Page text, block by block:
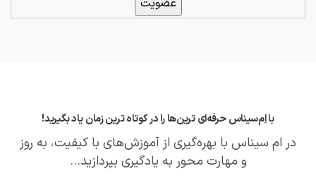
با اِم‌سیناس حرفه‌ای ترین‌ها را در کوتاه ترین زمان یاد بگیرید!
در ام سیناس با بهره‌گیری از آموزش‌های با کیفیت، به روز
و مهارت‌ محور به یادگیری بپردازید...